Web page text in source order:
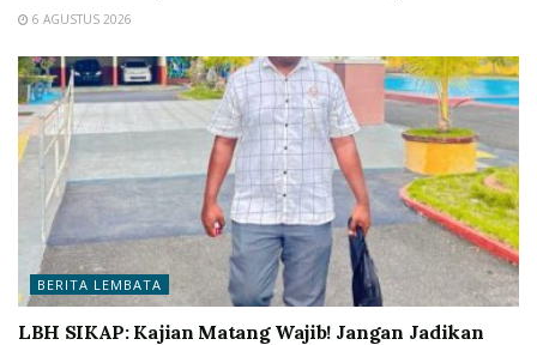
6 AGUSTUS 2026
BERITA LEMBATA
LBH SIKAP: Kajian Matang Wajib! Jangan Jadikan